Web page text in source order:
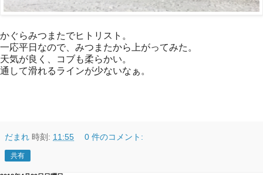
かぐらみつまたでヒトリスト。
一応平日なので、みつまたから上がってみた。
天気が良く、コブも柔らかい。
通して滑れるラインが少ないなぁ。
だまれ 時刻: 11:55 0 件のコメント:
共有